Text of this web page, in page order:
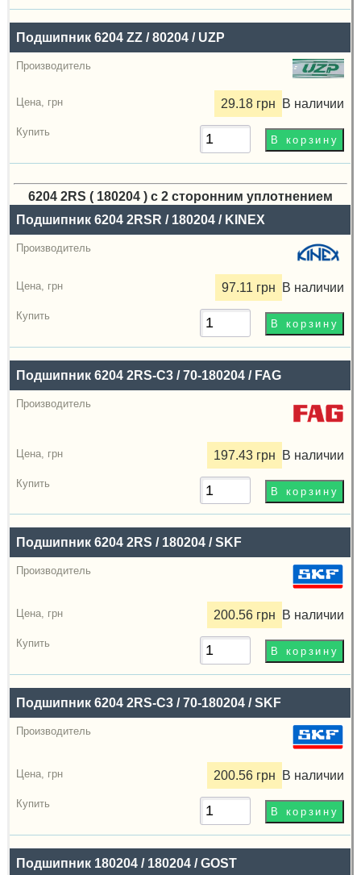
Подшипник 6204 ZZ / 80204 / UZP
29.18 грн В наличии
6204 2RS ( 180204 ) с 2 сторонним уплотнением
Назва
Производитель
Радиальный
зазор
Цена,
Купить
Подшипник 6204 2RSR / 180204 / KINEX
97.11 грн В наличии
Подшипник 6204 2RS-C3 / 70-180204 / FAG
197.43 грн В наличии
Подшипник 6204 2RS / 180204 / SKF
200.56 грн В наличии
Подшипник 6204 2RS-C3 / 70-180204 / SKF
200.56 грн В наличии
Подшипник 180204 / 180204 / GOST